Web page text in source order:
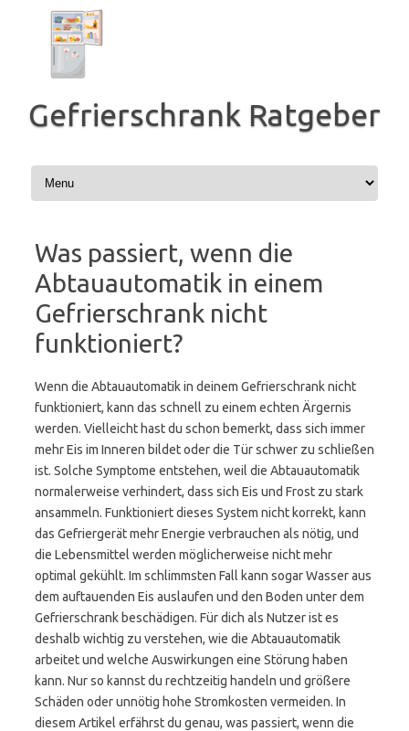
springen
Gefrierschrank Ratgeber
Was passiert, wenn die
Abtauautomatik in einem
Gefrierschrank nicht
funktioniert?
Wenn die Abtauautomatik in deinem Gefrierschrank nicht
funktioniert, kann das schnell zu einem echten Ärgernis
werden. Vielleicht hast du schon bemerkt, dass sich immer
mehr Eis im Inneren bildet oder die Tür schwer zu schließen
ist. Solche Symptome entstehen, weil die Abtauautomatik
normalerweise verhindert, dass sich Eis und Frost zu stark
ansammeln. Funktioniert dieses System nicht korrekt, kann
das Gefriergerät mehr Energie verbrauchen als nötig, und
die Lebensmittel werden möglicherweise nicht mehr
optimal gekühlt. Im schlimmsten Fall kann sogar Wasser aus
dem auftauenden Eis auslaufen und den Boden unter dem
Gefrierschrank beschädigen. Für dich als Nutzer ist es
deshalb wichtig zu verstehen, wie die Abtauautomatik
arbeitet und welche Auswirkungen eine Störung haben
kann. Nur so kannst du rechtzeitig handeln und größere
Schäden oder unnötig hohe Stromkosten vermeiden. In
diesem Artikel erfährst du genau, was passiert, wenn die